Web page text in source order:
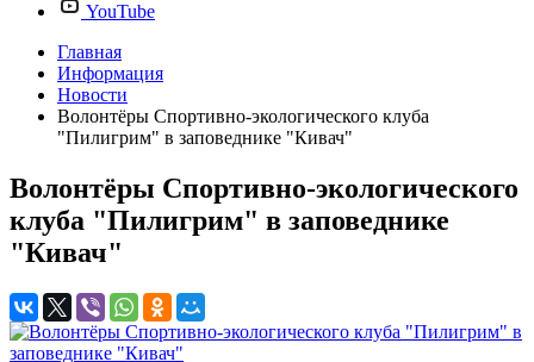
YouTube
Главная
Информация
Новости
Волонтёры Спортивно-экологического клуба
"Пилигрим" в заповеднике "Кивач"
Волонтёры Спортивно-экологического
клуба "Пилигрим" в заповеднике
"Кивач"